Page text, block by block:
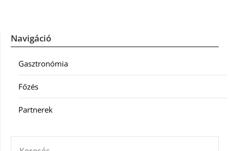
Navigáció
Gasztronómia
Főzés
Partnerek